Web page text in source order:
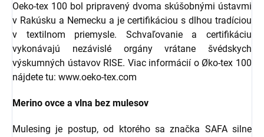
Oeko-tex 100 bol pripravený dvoma skúšobnými ústavmi
v Rakúsku a Nemecku a je certifikáciou s dlhou tradíciou
v textilnom priemysle. Schvaľovanie a certifikáciu
vykonávajú nezávislé orgány vrátane švédskych
výskumných ústavov RISE. Viac informácií o Øko-tex 100
nájdete tu: www.oeko-tex.com
Merino ovce a vlna bez mulesov
Mulesing je postup, od ktorého sa značka SAFA silne